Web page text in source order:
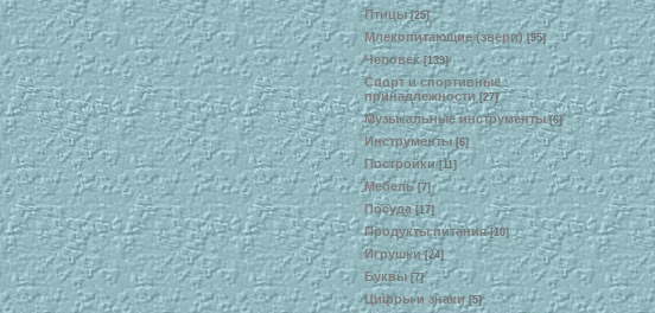
Птицы [25]
Млекопитающие (звери) [95]
Человек [139]
Спорт и спортивные
принадлежности [27]
Музыкальные инструменты [6]
Инструменты [6]
Постройки [11]
Мебель [7]
Посуда [17]
Продукты питания [10]
Игрушки [24]
Буквы [7]
Цифры и знаки [5]